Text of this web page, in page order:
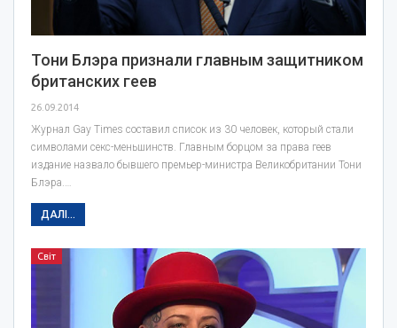
Тони Блэра признали главным защитником
британских геев
26.09.2014
Журнал Gay Times составил список из 30 человек, который стали
символами секс-меньшинств. Главным борцом за права геев
издание назвало бывшего премьер-министра Великобритании Тони
Блэра.…
ДАЛІ...
Світ